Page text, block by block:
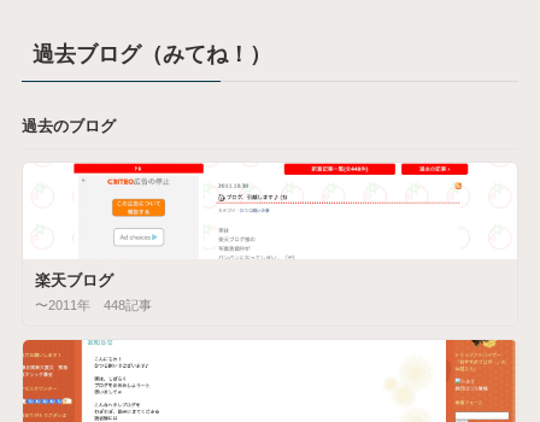
過去ブログ（みてね！）
過去のブログ
楽天ブログ
〜2011年 448記事